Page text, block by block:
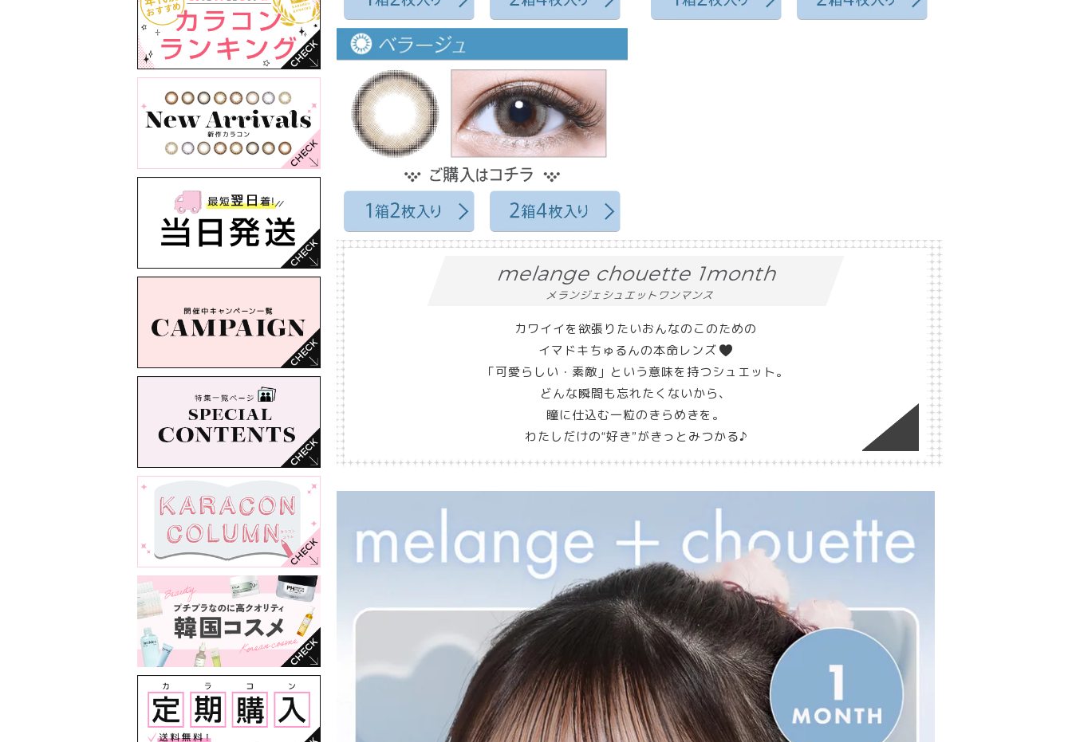
melange chouette 1month
メランジェシュエットワンマンス
カワイイを欲張りたいおんなのこのための
イマドキちゅるんの本命レンズ
「可愛らしい・素敵」という意味を持つシュエット。
どんな瞬間も忘れたくないから、
瞳に仕込む一粒のきらめきを。
わたしだけの“好き”がきっとみつかる♪